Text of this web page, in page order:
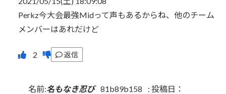
Perkz今大会最強Midって声もあるからね、他のチーム
メンバーはあれだけど
返信
名前:名もなき忍び 81b89b158 : 投稿日：